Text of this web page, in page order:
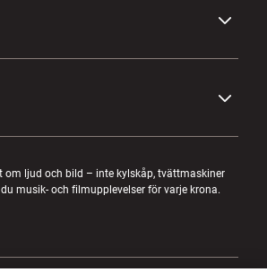
om ljud och bild – inte kylskåp, tvättmaskiner
musik- och filmupplevelser för varje krona.